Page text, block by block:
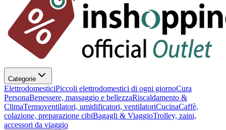
Categorie
ElettrodomesticiPiccoli elettrodomestici di ogni giornoCura
PersonaBenessere, massaggio e bellezzaRiscaldamento &
ClimaTermoventilatori, umidificatori, ventilatoriCucinaCaffè,
colazione, preparazione cibiBagagli & ViaggioTrolley, zaini,
accessori da viaggio